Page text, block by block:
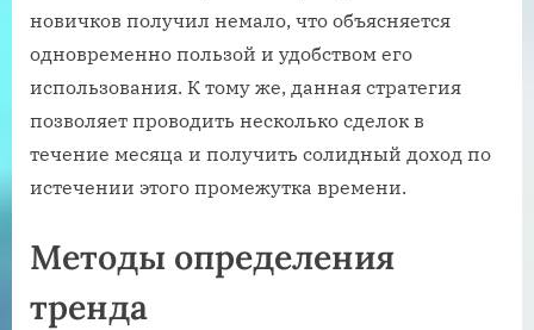
новичков получил немало, что объясняется
одновременно пользой и удобством его
использования. К тому же, данная стратегия
позволяет проводить несколько сделок в
течение месяца и получить солидный доход по
истечении этого промежутка времени.
Методы определения
тренда